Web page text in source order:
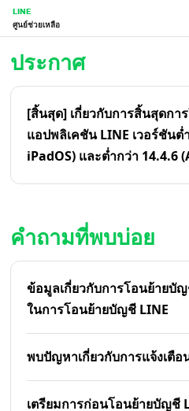
LINE
ศูนย์ช่วยเหลือ
ประกาศ
[สิ้นสุด] เกี่ยวกับการสิ้นสุดกา
แอปพลิเคชัน LINE เวอร์ชันต่
iPadOS) และต่ำกว่า 14.4.6
คำถามที่พบบ่อย
ข้อมูลเกี่ยวกับการโอนย้ายบั
ในการโอนย้ายบัญชี LINE
พบปัญหาเกี่ยวกับการแจ้งเตือ
เตรียมการก่อนโอนย้ายบัญชี